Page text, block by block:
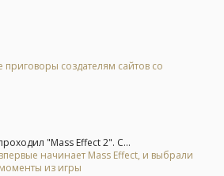
создателям сайтов со
"Mass Effect 2". С...
начинает Mass Effect, и выбрали
из игры